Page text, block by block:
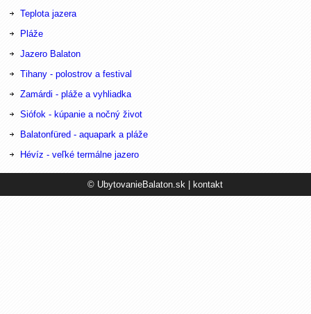
Teplota jazera
Pláže
Jazero Balaton
Tihany - polostrov a festival
Zamárdi - pláže a vyhliadka
Siófok - kúpanie a nočný život
Balatonfüred - aquapark a pláže
Hévíz - veľké termálne jazero
© UbytovanieBalaton.sk |kontakt